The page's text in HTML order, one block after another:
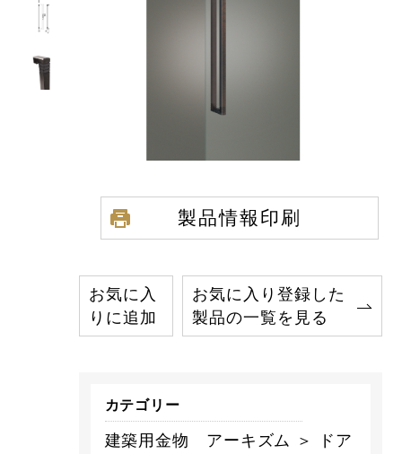
製品情報印刷
お気に入
りに追加
お気に入り登録した
製品の一覧を見る
カテゴリー
建築用金物 アーキズム ＞ ドア